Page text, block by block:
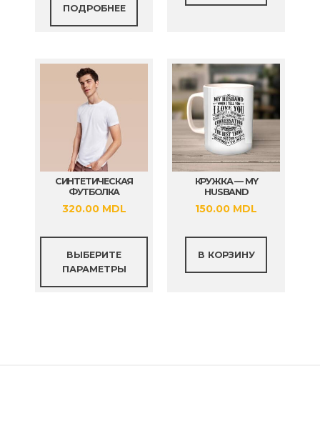
ПОДРОБНЕЕ
СИНТЕТИЧЕСКАЯ
ФУТБОЛКА
320.00 MDL
ВЫБЕРИТЕ
ПАРАМЕТРЫ
несколько
КРУЖКА — MY
HUSBAND
150.00 MDL
В КОРЗИНУ